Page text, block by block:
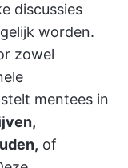
discussies
worden.
zowel
stelt mentees in
of